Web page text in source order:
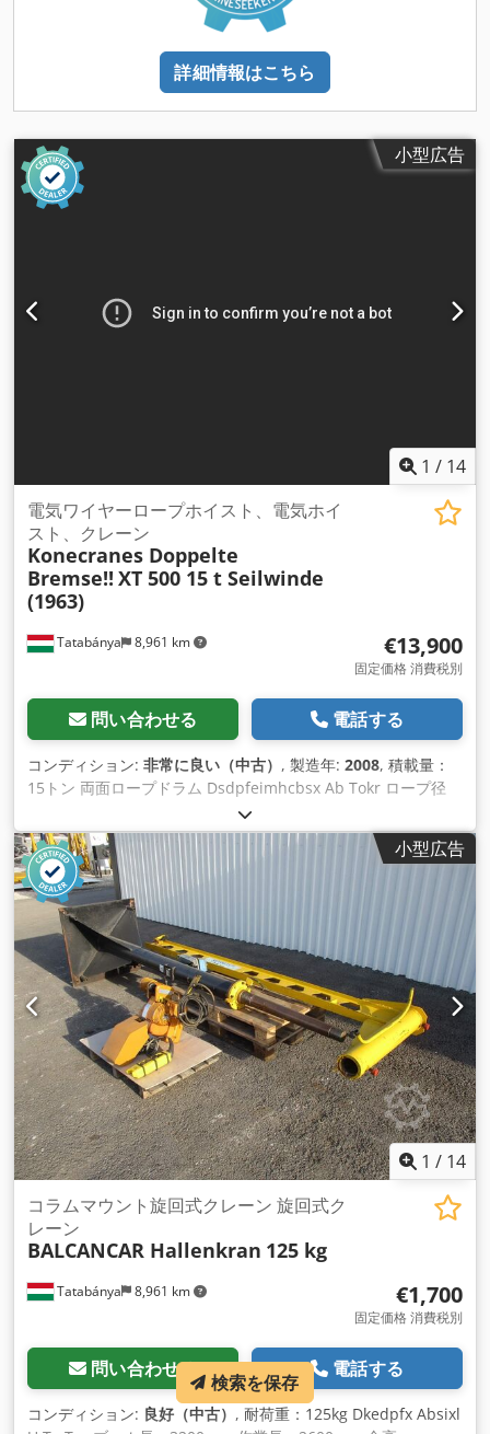
詳細情報はこちら
小型広告
1 / 14
Tatabánya 8,961 km
電気ワイヤーロープホイスト、電気ホイ
スト、クレーン
Konecranes Doppelte
Bremse!! XT 500 15 t Seilwinde
(1963)
€13,900
固定価格 消費税別
問い合わせる 電話する
コンディション: 非常に良い（中古） , 製造年: 2008, 積載量：
15トン 両面ロープドラム Dsdpfeimhcbsx Ab Tokr ロープ径
8mm、6本撚り ファインリフト 吊り上げ高さ8.5m
小型広告
1 / 14
Tatabánya 8,961 km
コラムマウント旋回式クレーン 旋回式ク
レーン
BALCANCAR Hallenkran 125 kg
€1,700
固定価格 消費税別
問い合わせる 電話する
コンディション: 良好（中古） , 耐荷重：125kg Dkedpfx Absixl
検索を保存